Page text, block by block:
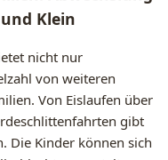
Klein
nicht nur
von weiteren
Von Eislaufen über
gibt
Die Kinder können sich